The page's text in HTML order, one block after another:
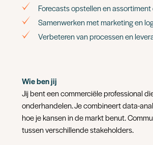
Forecasts opstellen en
Samenwerken met marketing en
Verbeteren van processen en
Wie ben jij
Jij bent een commerciële professional
onderhandelen. Je combineert data-
hoe je kansen in de markt benut.
tussen verschillende stakeholders.